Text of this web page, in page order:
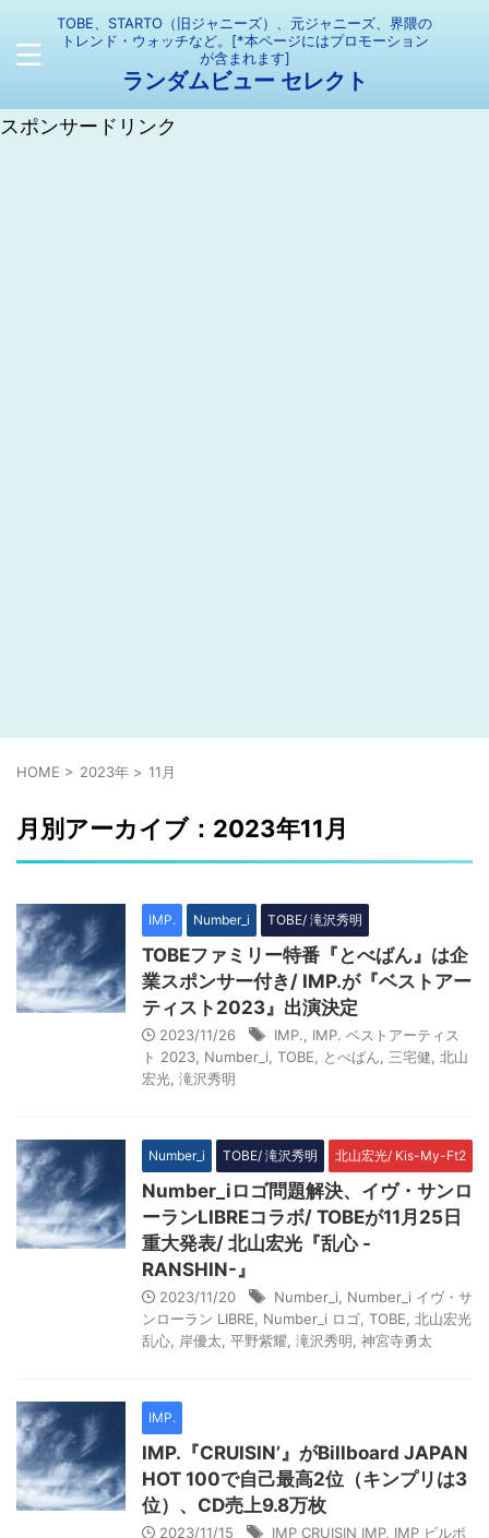
TOBE、STARTO（旧ジャニーズ）、元ジャニーズ、界隈の
トレンド・ウォッチなど。[*本ページにはプロモーション
が含まれます]
ランダムビュー セレクト
スポンサードリンク
HOME > 2023年 > 11月
月別アーカイブ：2023年11月
IMP. Number_i TOBE/ 滝沢秀明
TOBEファミリー特番『とべばん』は企
業スポンサー付き/ IMP.が『ベストアー
ティスト2023』出演決定
2023/11/26 IMP.
IMP. ベストアーティス
ト 2023 Number_i TOBE とべばん 三宅健 北山
宏光 滝沢秀明
Number_i TOBE/ 滝沢秀明 北山宏光/ Kis-My-Ft2
Number_iロゴ問題解決、イヴ・サンロ
ーランLIBREコラボ/ TOBEが11月25日
重大発表/ 北山宏光『乱心 -
RANSHIN-』
2023/11/20 Number_i
Number_i イヴ・サ
ンローラン LIBRE
Number_i ロゴ TOBE 北山宏光
乱心
岸優太 平野紫耀 滝沢秀明 神宮寺勇太
IMP.
IMP.『CRUISIN’』がBillboard JAPAN
HOT 100で自己最高2位（キンプリは3
位）、CD売上9.8万枚
2023/11/15 IMP CRUISIN IMP, IMP ビルボ